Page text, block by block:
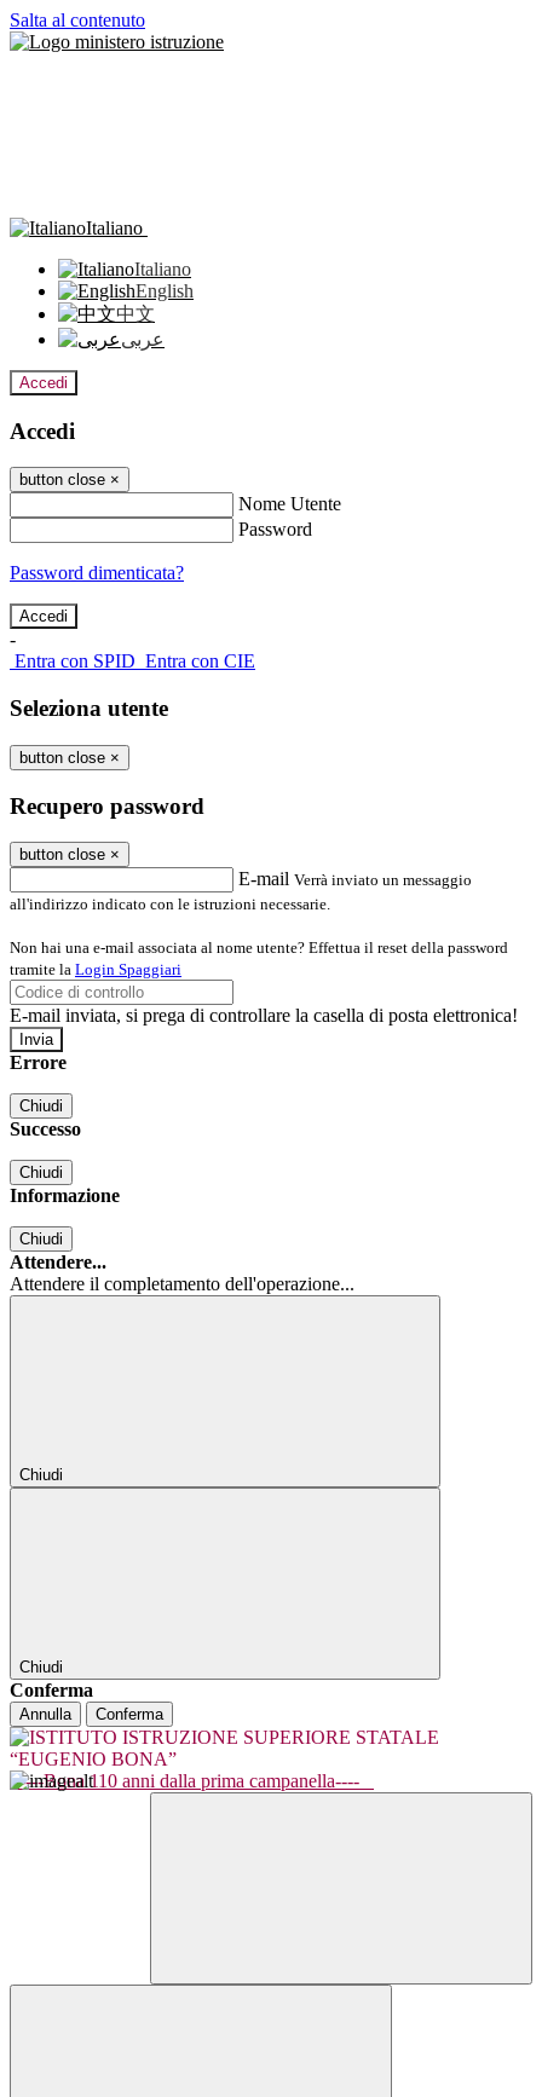
Salta al contenuto
Italiano
Italiano
English
中文
عربى
Accedi
Accedi
button close ×
Nome Utente
Password
Password dimenticata?
-
Entra con SPID Entra con CIE
Seleziona utente
button close ×
Recupero password
button close ×
E-mail Verrà inviato un messaggio
all'indirizzo indicato con le istruzioni necessarie.
Non hai una e-mail associata al nome utente? Effettua il reset della password
tramite la Login Spaggiari
E-mail inviata, si prega di controllare la casella di posta elettronica!
Errore
Chiudi
Successo
Chiudi
Informazione
Chiudi
Attendere...
Attendere il completamento dell'operazione...
Chiudi
Chiudi
Conferma
Annulla Conferma
----Bona 110 anni dalla prima campanella----